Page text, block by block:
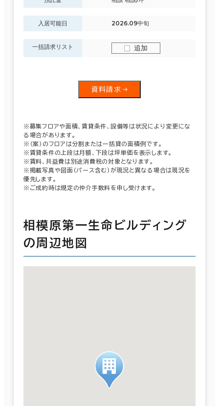
入居可能日 2026.09中旬
一括請求リスト 追加
資料請求
※募集フロアや面積、賃貸条件、設備等は状況により変更にな
る場合があります。
※（案）のフロアは分割または一括貸の面積例です。
※賃貸条件の上段は月額、下段は坪単価を表示します。
※賃料、共益費は別途消費税の対象となります。
※掲載写真や図面（パース含む）が現況と異なる場合は現況を
優先します。
※ご成約時は規定の仲介手数料を申し受けます。
相模原第一生命ビルディング
の周辺地図